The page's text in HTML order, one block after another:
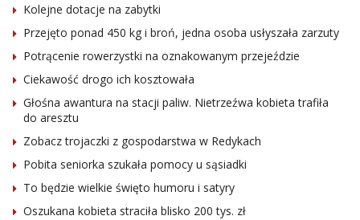
Kolejne dotacje na zabytki
Przejęto ponad 450 kg i broń, jedna osoba usłyszała zarzuty
Potrącenie rowerzystki na oznakowanym przejeździe
Ciekawość drogo ich kosztowała
Głośna awantura na stacji paliw. Nietrzeźwa kobieta trafiła
do aresztu
Zobacz trojaczki z gospodarstwa w Redykach
Pobita seniorka szukała pomocy u sąsiadki
To będzie wielkie święto humoru i satyry
Oszukana kobieta straciła blisko 200 tys. zł